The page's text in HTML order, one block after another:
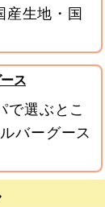
生地・国
ス
で選ぶとこ
バーグース